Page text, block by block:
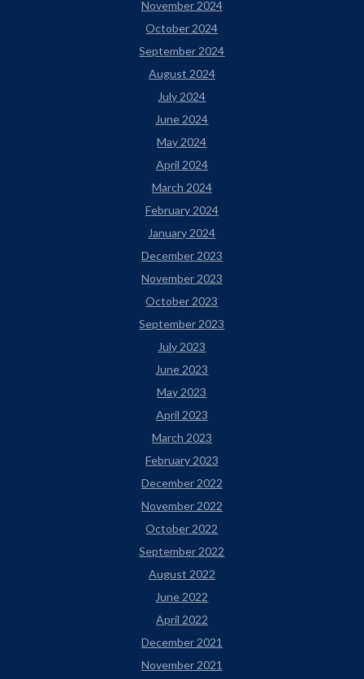
November 2024
October 2024
September 2024
August 2024
July 2024
June 2024
May 2024
April 2024
March 2024
February 2024
January 2024
December 2023
November 2023
October 2023
September 2023
July 2023
June 2023
May 2023
April 2023
March 2023
February 2023
December 2022
November 2022
October 2022
September 2022
August 2022
June 2022
April 2022
December 2021
November 2021